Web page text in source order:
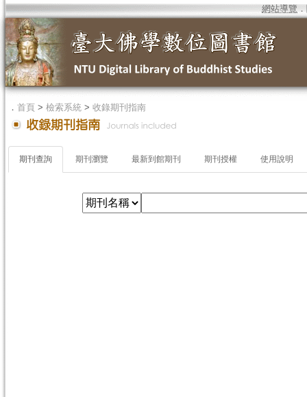
網站導覽 ．
． 首頁 > 檢索系統 > 收錄期刊指南
期刊查詢 期刊瀏覽 最新到館期刊 期刊授權 使用說明